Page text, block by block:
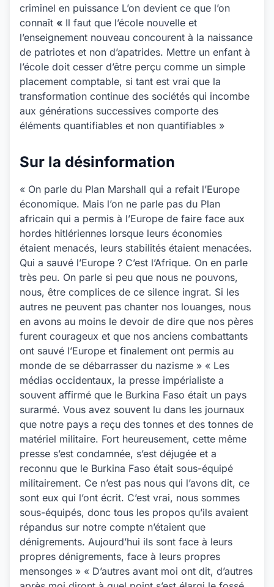
criminel en puissance L’on devient ce que l’on
connaît « Il faut que l’école nouvelle et
l’enseignement nouveau concourent à la naissance
de patriotes et non d’apatrides. Mettre un enfant à
l’école doit cesser d’être perçu comme un simple
placement comptable, si tant est vrai que la
transformation continue des sociétés qui incombe
aux générations successives comporte des
éléments quantifiables et non quantifiables »
Sur la désinformation
« On parle du Plan Marshall qui a refait l’Europe
économique. Mais l’on ne parle pas du Plan
africain qui a permis à l’Europe de faire face aux
hordes hitlériennes lorsque leurs économies
étaient menacés, leurs stabilités étaient menacées.
Qui a sauvé l’Europe ? C’est l’Afrique. On en parle
très peu. On parle si peu que nous ne pouvons,
nous, être complices de ce silence ingrat. Si les
autres ne peuvent pas chanter nos louanges, nous
en avons au moins le devoir de dire que nos pères
furent courageux et que nos anciens combattants
ont sauvé l’Europe et finalement ont permis au
monde de se débarrasser du nazisme » « Les
médias occidentaux, la presse impérialiste a
souvent affirmé que le Burkina Faso était un pays
surarmé. Vous avez souvent lu dans les journaux
que notre pays a reçu des tonnes et des tonnes de
matériel militaire. Fort heureusement, cette même
presse s’est condamnée, s’est déjugée et a
reconnu que le Burkina Faso était sous-équipé
militairement. Ce n’est pas nous qui l’avons dit, ce
sont eux qui l’ont écrit. C’est vrai, nous sommes
sous-équipés, donc tous les propos qu’ils avaient
répandus sur notre compte n’étaient que
dénigrements. Aujourd’hui ils sont face à leurs
propres dénigrements, face à leurs propres
mensonges » « D’autres avant moi ont dit, d’autres